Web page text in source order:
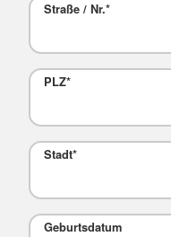
Straße / Nr.*
PLZ*
Stadt*
Geburtsdatum